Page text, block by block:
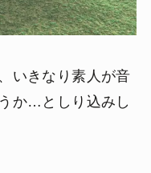
いきなり素人が音
か…としり込みし